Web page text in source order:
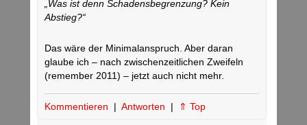
„Was ist denn Schadensbegrenzung? Kein
Abstieg?“
Das wäre der Minimalanspruch. Aber daran
glaube ich – nach zwischenzeitlichen Zweifeln
(remember 2011) – jetzt auch nicht mehr.
Kommentieren | Antworten | ⇑ Top